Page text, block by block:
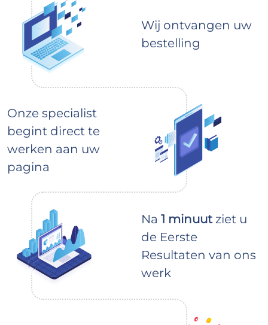
Wij ontvangen uw
bestelling
Onze specialist
begint direct te
werken aan uw
pagina
Na 1 minuutziet u
de Eerste
Resultaten van ons
werk